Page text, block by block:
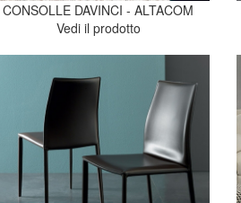
CONSOLLE DAVINCI - ALTACOM
Vedi il prodotto